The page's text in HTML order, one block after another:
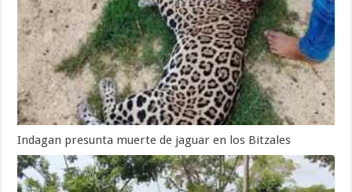
Indagan presunta muerte de jaguar en los Bitzales